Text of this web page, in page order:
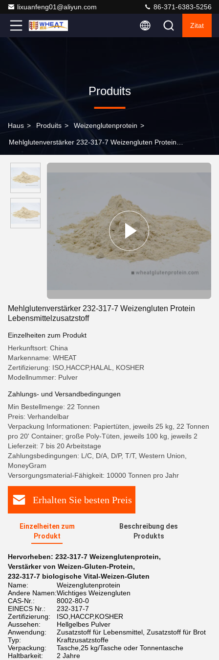
lixuanfeng01@aliyun.com 86-371-6383-5256
Zitat
Produits
Haus > Produits > Weizenglutenprotein >
Mehlglutenverstärker 232-317-7 Weizengluten Protein
Mehlglutenverstärker 232-317-7 Weizengluten Protein
Lebensmittelzusatzstoff
Einzelheiten zum Produkt
Herkunftsort: China
Markenname: WHEAT
Zertifizierung: ISO,HACCP,HALAL, KOSHER
Modellnummer: Pulver
Zahlungs- und Versandbedingungen
Min Bestellmenge: 22 Tonnen
Preis: Verhandelbar
Verpackung Informationen: Papiertüten, jeweils 25 kg, 22 Tonnen
pro 20' Container; große Poly-Tüten, jeweils 100 kg, jeweils 2
Lieferzeit: 7 bis 20 Arbeitstage
Zahlungsbedingungen: L/C, D/A, D/P, T/T, Western Union,
MoneyGram
Versorgungsmaterial-Fähigkeit: 10000 Tonnen pro Jahr
Erhalten Sie besten Preis
Einzelheiten zum
Produkt
Beschreibung des
Produkts
Hervorheben: 232-317-7 Weizenglutenprotein,
Verstärker von Weizen-Gluten-Protein,
232-317-7 biologische Vital-Weizen-Gluten
Name:
Weizenglutenprotein
Andere Namen:Wichtiges Weizengluten
CAS-Nr.:
8002-80-0
EINECS Nr.:
232-317-7
Zertifizierung:
ISO,HACCP,KOSHER
Aussehen:
Hellgelbes Pulver
Anwendung:
Zusatzstoff für Lebensmittel, Zusatzstoff für Brot
Typ:
Kraftzusatzstoffe
Verpackung:
Tasche,25 kg/Tasche oder Tonnentasche
Haltbarkeit:
2 Jahre